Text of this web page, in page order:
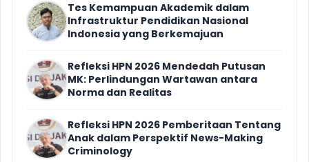
Tes Kemampuan Akademik dalam
Infrastruktur Pendidikan Nasional
Indonesia yang Berkemajuan
Refleksi HPN 2026 Mendedah Putusan
MK: Perlindungan Wartawan antara
Norma dan Realitas
Refleksi HPN 2026 Pemberitaan Tentang
Anak dalam Perspektif News-Making
Criminology